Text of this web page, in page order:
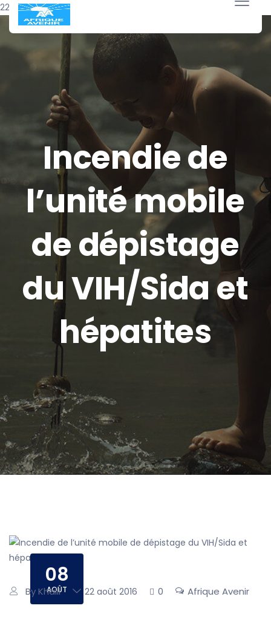
22 août 2016
Incendie de
l’unité mobile
de dépistage
du VIH/Sida et
hépatites
08
AOÛT
By Khalil 22 août 2016 0 Afrique Avenir